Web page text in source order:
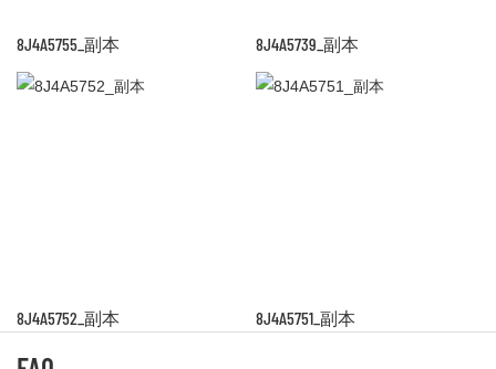
8J4A5755_副本 8J4A5739_副本
8J4A5752_副本 8J4A5751_副本